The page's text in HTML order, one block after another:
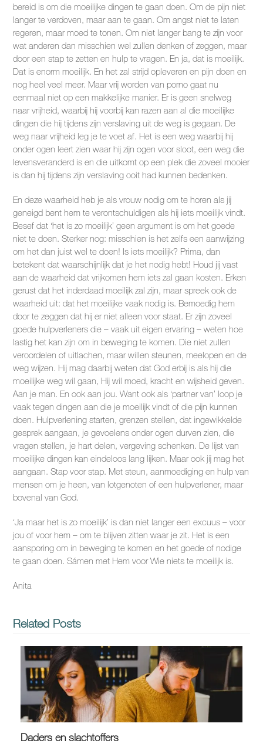
bereid is om die moeilijke dingen te gaan doen. Om de pijn niet
langer te verdoven, maar aan te gaan. Om angst niet te laten
regeren, maar moed te tonen. Om niet langer bang te zijn voor
wat anderen dan misschien wel zullen denken of zeggen, maar
door een stap te zetten en hulp te vragen. En ja, dat is moeilijk.
Dat is enorm moeilijk. En het zal strijd opleveren en pijn doen en
nog heel veel meer. Maar vrij worden van porno gaat nu
eenmaal niet op een makkelijke manier. Er is geen snelweg
naar vrijheid, waarbij hij voorbij kan razen aan al die moeilijke
dingen die hij tijdens zijn verslaving uit de weg is gegaan. De
weg naar vrijheid leg je te voet af. Het is een weg waarbij hij
onder ogen leert zien waar hij zijn ogen voor sloot, een weg die
levensveranderd is en die uitkomt op een plek die zoveel mooier
is dan hij tijdens zijn verslaving ooit had kunnen bedenken.
En deze waarheid heb je als vrouw nodig om te horen als jij
geneigd bent hem te verontschuldigen als hij iets moeilijk vindt.
Besef dat ‘het is zo moeilijk’ geen argument is om het goede
niet te doen. Sterker nog: misschien is het zelfs een aanwijzing
om het dan juist wel te doen! Is iets moeilijk? Prima, dan
betekent dat waarschijnlijk dat je het nodig hebt! Houd jij vast
aan de waarheid dat vrijkomen hem iets zal gaan kosten. Erken
gerust dat het inderdaad moeilijk zal zijn, maar spreek ook de
waarheid uit: dat het moeilijke vaak nodig is. Bemoedig hem
door te zeggen dat hij er niet alleen voor staat. Er zijn zoveel
goede hulpverleners die – vaak uit eigen ervaring – weten hoe
lastig het kan zijn om in beweging te komen. Die niet zullen
veroordelen of uitlachen, maar willen steunen, meelopen en de
weg wijzen. Hij mag daarbij weten dat God erbij is als hij die
moeilijke weg wil gaan, Hij wil moed, kracht en wijsheid geven.
Aan je man. En ook aan jou. Want ook als ‘partner van’ loop je
vaak tegen dingen aan die je moeilijk vindt of die pijn kunnen
doen. Hulpverlening starten, grenzen stellen, dat ingewikkelde
gesprek aangaan, je gevoelens onder ogen durven zien, die
vragen stellen, je hart delen, vergeving schenken. De lijst van
moeilijke dingen kan eindeloos lang lijken. Maar ook jij mag het
aangaan. Stap voor stap. Met steun, aanmoediging en hulp van
mensen om je heen, van lotgenoten of een hulpverlener, maar
bovenal van God.
‘Ja maar het is zo moeilijk’ is dan niet langer een excuus – voor
jou of voor hem – om te blijven zitten waar je zit. Het is een
aansporing om in beweging te komen en het goede of nodige
te gaan doen. Sámen met Hem voor Wie niets te moeilijk is.
Anita
Related Posts
Daders en slachtoffers